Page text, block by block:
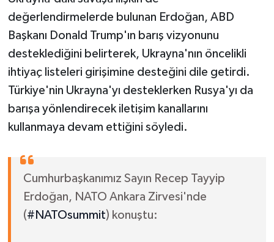
değerlendirmelerde bulunan Erdoğan, ABD
Başkanı Donald Trump'ın barış vizyonunu
desteklediğini belirterek, Ukrayna'nın öncelikli
ihtiyaç listeleri girişimine desteğini dile getirdi.
Türkiye'nin Ukrayna'yı desteklerken Rusya'yı da
barışa yönlendirecek iletişim kanallarını
kullanmaya devam ettiğini söyledi.
Cumhurbaşkanımız Sayın Recep Tayyip
Erdoğan, NATO Ankara Zirvesi'nde
(#NATOsummit) konuştu: